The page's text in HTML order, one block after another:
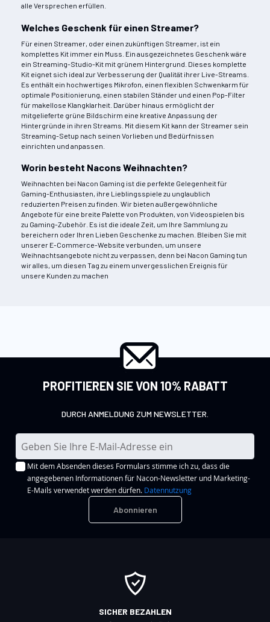
alle Versprechen erfüllen.
Welches Geschenk für einen Streamer?
Für einen Streamer, oder einen zukünftigen Streamer, ist ein
komplettes Kit immer ein Muss. Ein ausgezeichnetes Geschenk wäre
ein Streaming-Studio-Kit mit grünem Hintergrund. Dieses komplette
Kit eignet sich ideal zur Verbesserung der Qualität ihrer Live-Streams.
Es enthält ein hochwertiges Mikrofon, einen flexiblen Schwenkarm für
optimale Positionierung, einen stabilen Ständer und einen Pop-Filter
für makellose Klangklarheit. Darüber hinaus ermöglicht der
mitgelieferte grüne Bildschirm eine kreative Anpassung der
Hintergründe in ihren Streams. Mit diesem Kit kann der Streamer sein
Streaming-Setup nach seinen Vorlieben und Bedürfnissen
einrichten und anpassen.
Worin besteht Nacons Weihnachten?
Weihnachten bei Nacon Gaming ist die perfekte Gelegenheit für
Gaming-Enthusiasten, ihre Lieblingsspiele zu unglaublich
reduzierten Preisen zu finden. Wir bieten außergewöhnliche
Angebote für eine breite Palette von Produkten, von Videospielen bis
zu Gaming-Zubehör. Es ist die ideale Zeit, um Ihre Sammlung zu
bereichern oder Ihren Lieben Geschenke zu machen. Bleiben Sie mit
unserer E-Commerce-Website verbunden, um unsere
Weihnachtsangebote nicht zu verpassen, denn bei Nacon Gaming tun
wir alles, um diesen Tag zu einem unvergesslichen Ereignis für
unsere Kunden zu machen
PROFITIEREN SIE VON 10% RABATT
DURCH ANMELDUNG ZUM NEWSLETTER.
M
e
l
Mit dem Absenden dieses Formulars stimme ich zu, dass die
angegebenen Informationen für Nacon-Newsletter und Marketing-
E-Mails verwendet werden dürfen. Datennutzung
Abonnieren
SICHER BEZAHLEN